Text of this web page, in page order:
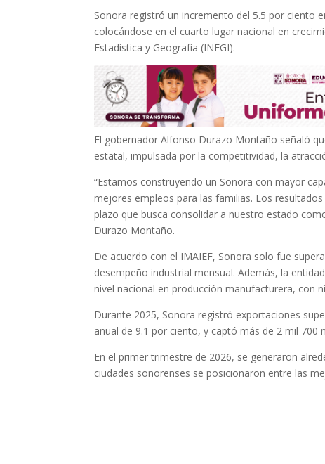
Sonora registró un incremento del 5.5 por ciento
colocándose en el cuarto lugar nacional en
Estadística y Geografía (INEGI).
El gobernador Alfonso Durazo Montaño señaló
estatal, impulsada por la competitividad, la
“Estamos construyendo un Sonora con mayor
mejores empleos para las familias. Los
plazo que busca consolidar a nuestro estado
Durazo Montaño.
De acuerdo con el IMAIEF, Sonora solo fue
desempeño industrial mensual. Además, la
nivel nacional en producción manufacturera, con
Durante 2025, Sonora registró exportaciones
anual de 9.1 por ciento, y captó más de 2 mil
En el primer trimestre de 2026, se generaron
ciudades sonorenses se posicionaron entre las